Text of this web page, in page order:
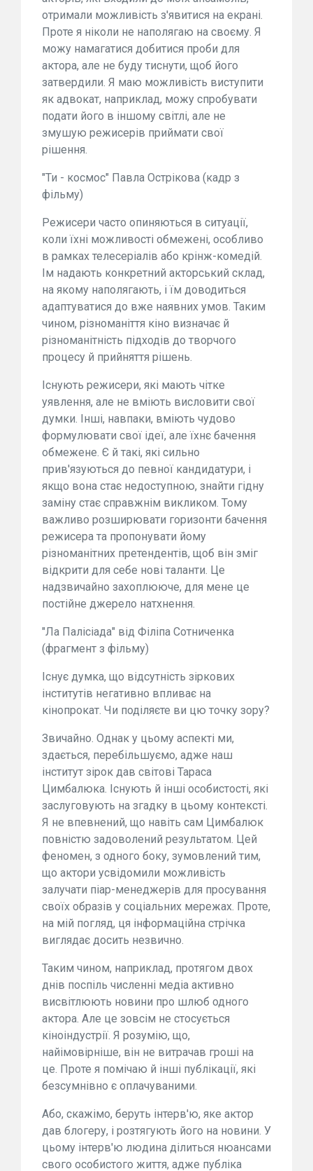
отримали можливість з'явитися на екрані.
Проте я ніколи не наполягаю на своєму. Я
можу намагатися добитися проби для
актора, але не буду тиснути, щоб його
затвердили. Я маю можливість виступити
як адвокат, наприклад, можу спробувати
подати його в іншому світлі, але не
змушую режисерів приймати свої
рішення.
"Ти - космос" Павла Острікова (кадр з
фільму)
Режисери часто опиняються в ситуації,
коли їхні можливості обмежені, особливо
в рамках телесеріалів або крінж-комедій.
Ім надають конкретний акторський склад,
на якому наполягають, і їм доводиться
адаптуватися до вже наявних умов. Таким
чином, різноманіття кіно визначає й
різноманітність підходів до творчого
процесу й прийняття рішень.
Існують режисери, які мають чітке
уявлення, але не вміють висловити свої
думки. Інші, навпаки, вміють чудово
формулювати свої ідеї, але їхнє бачення
обмежене. Є й такі, які сильно
прив'язуються до певної кандидатури, і
якщо вона стає недоступною, знайти гідну
заміну стає справжнім викликом. Тому
важливо розширювати горизонти бачення
режисера та пропонувати йому
різноманітних претендентів, щоб він зміг
відкрити для себе нові таланти. Це
надзвичайно захоплююче, для мене це
постійне джерело натхнення.
"Ла Палісіада" від Філіпа Сотниченка
(фрагмент з фільму)
Існує думка, що відсутність зіркових
інститутів негативно впливає на
кінопрокат. Чи поділяєте ви цю точку зору?
Звичайно. Однак у цьому аспекті ми,
здається, перебільшуємо, адже наш
інститут зірок дав світові Тараса
Цимбалюка. Існують й інші особистості, які
заслуговують на згадку в цьому контексті.
Я не впевнений, що навіть сам Цимбалюк
повністю задоволений результатом. Цей
феномен, з одного боку, зумовлений тим,
що актори усвідомили можливість
залучати піар-менеджерів для просування
своїх образів у соціальних мережах. Проте,
на мій погляд, ця інформаційна стрічка
виглядає досить незвично.
Таким чином, наприклад, протягом двох
днів поспіль численні медіа активно
висвітлюють новини про шлюб одного
актора. Але це зовсім не стосується
кіноіндустрії. Я розумію, що,
найімовірніше, він не витрачав гроші на
це. Проте я помічаю й інші публікації, які
безсумнівно є оплачуваними.
Або, скажімо, беруть інтерв'ю, яке актор
дав блогеру, і розтягують його на новини. У
цьому інтерв'ю людина ділиться нюансами
свого особистого життя, адже публіка